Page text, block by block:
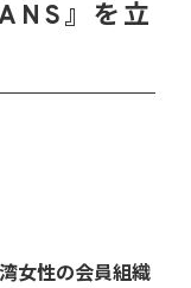
』を立
女性の会員組織